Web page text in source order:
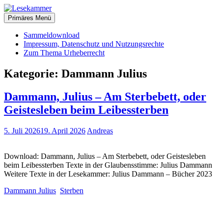
Zum
Inhalt
springen
Lesekammer
christliche Bücher zum kostenlosen Download
Primäres Menü
Sammeldownload
Impressum, Datenschutz und Nutzungsrechte
Zum Thema Urheberrecht
Kategorie: Dammann Julius
Dammann, Julius – Am Sterbebett, oder
Geistesleben beim Leibessterben
5. Juli 202619. April 2026 Andreas
Download: Dammann, Julius – Am Sterbebett, oder Geistesleben
beim Leibessterben Texte in der Glaubensstimme: Julius Dammann
Weitere Texte in der Lesekammer: Julius Dammann – Bücher 2023
Dammann Julius Sterben